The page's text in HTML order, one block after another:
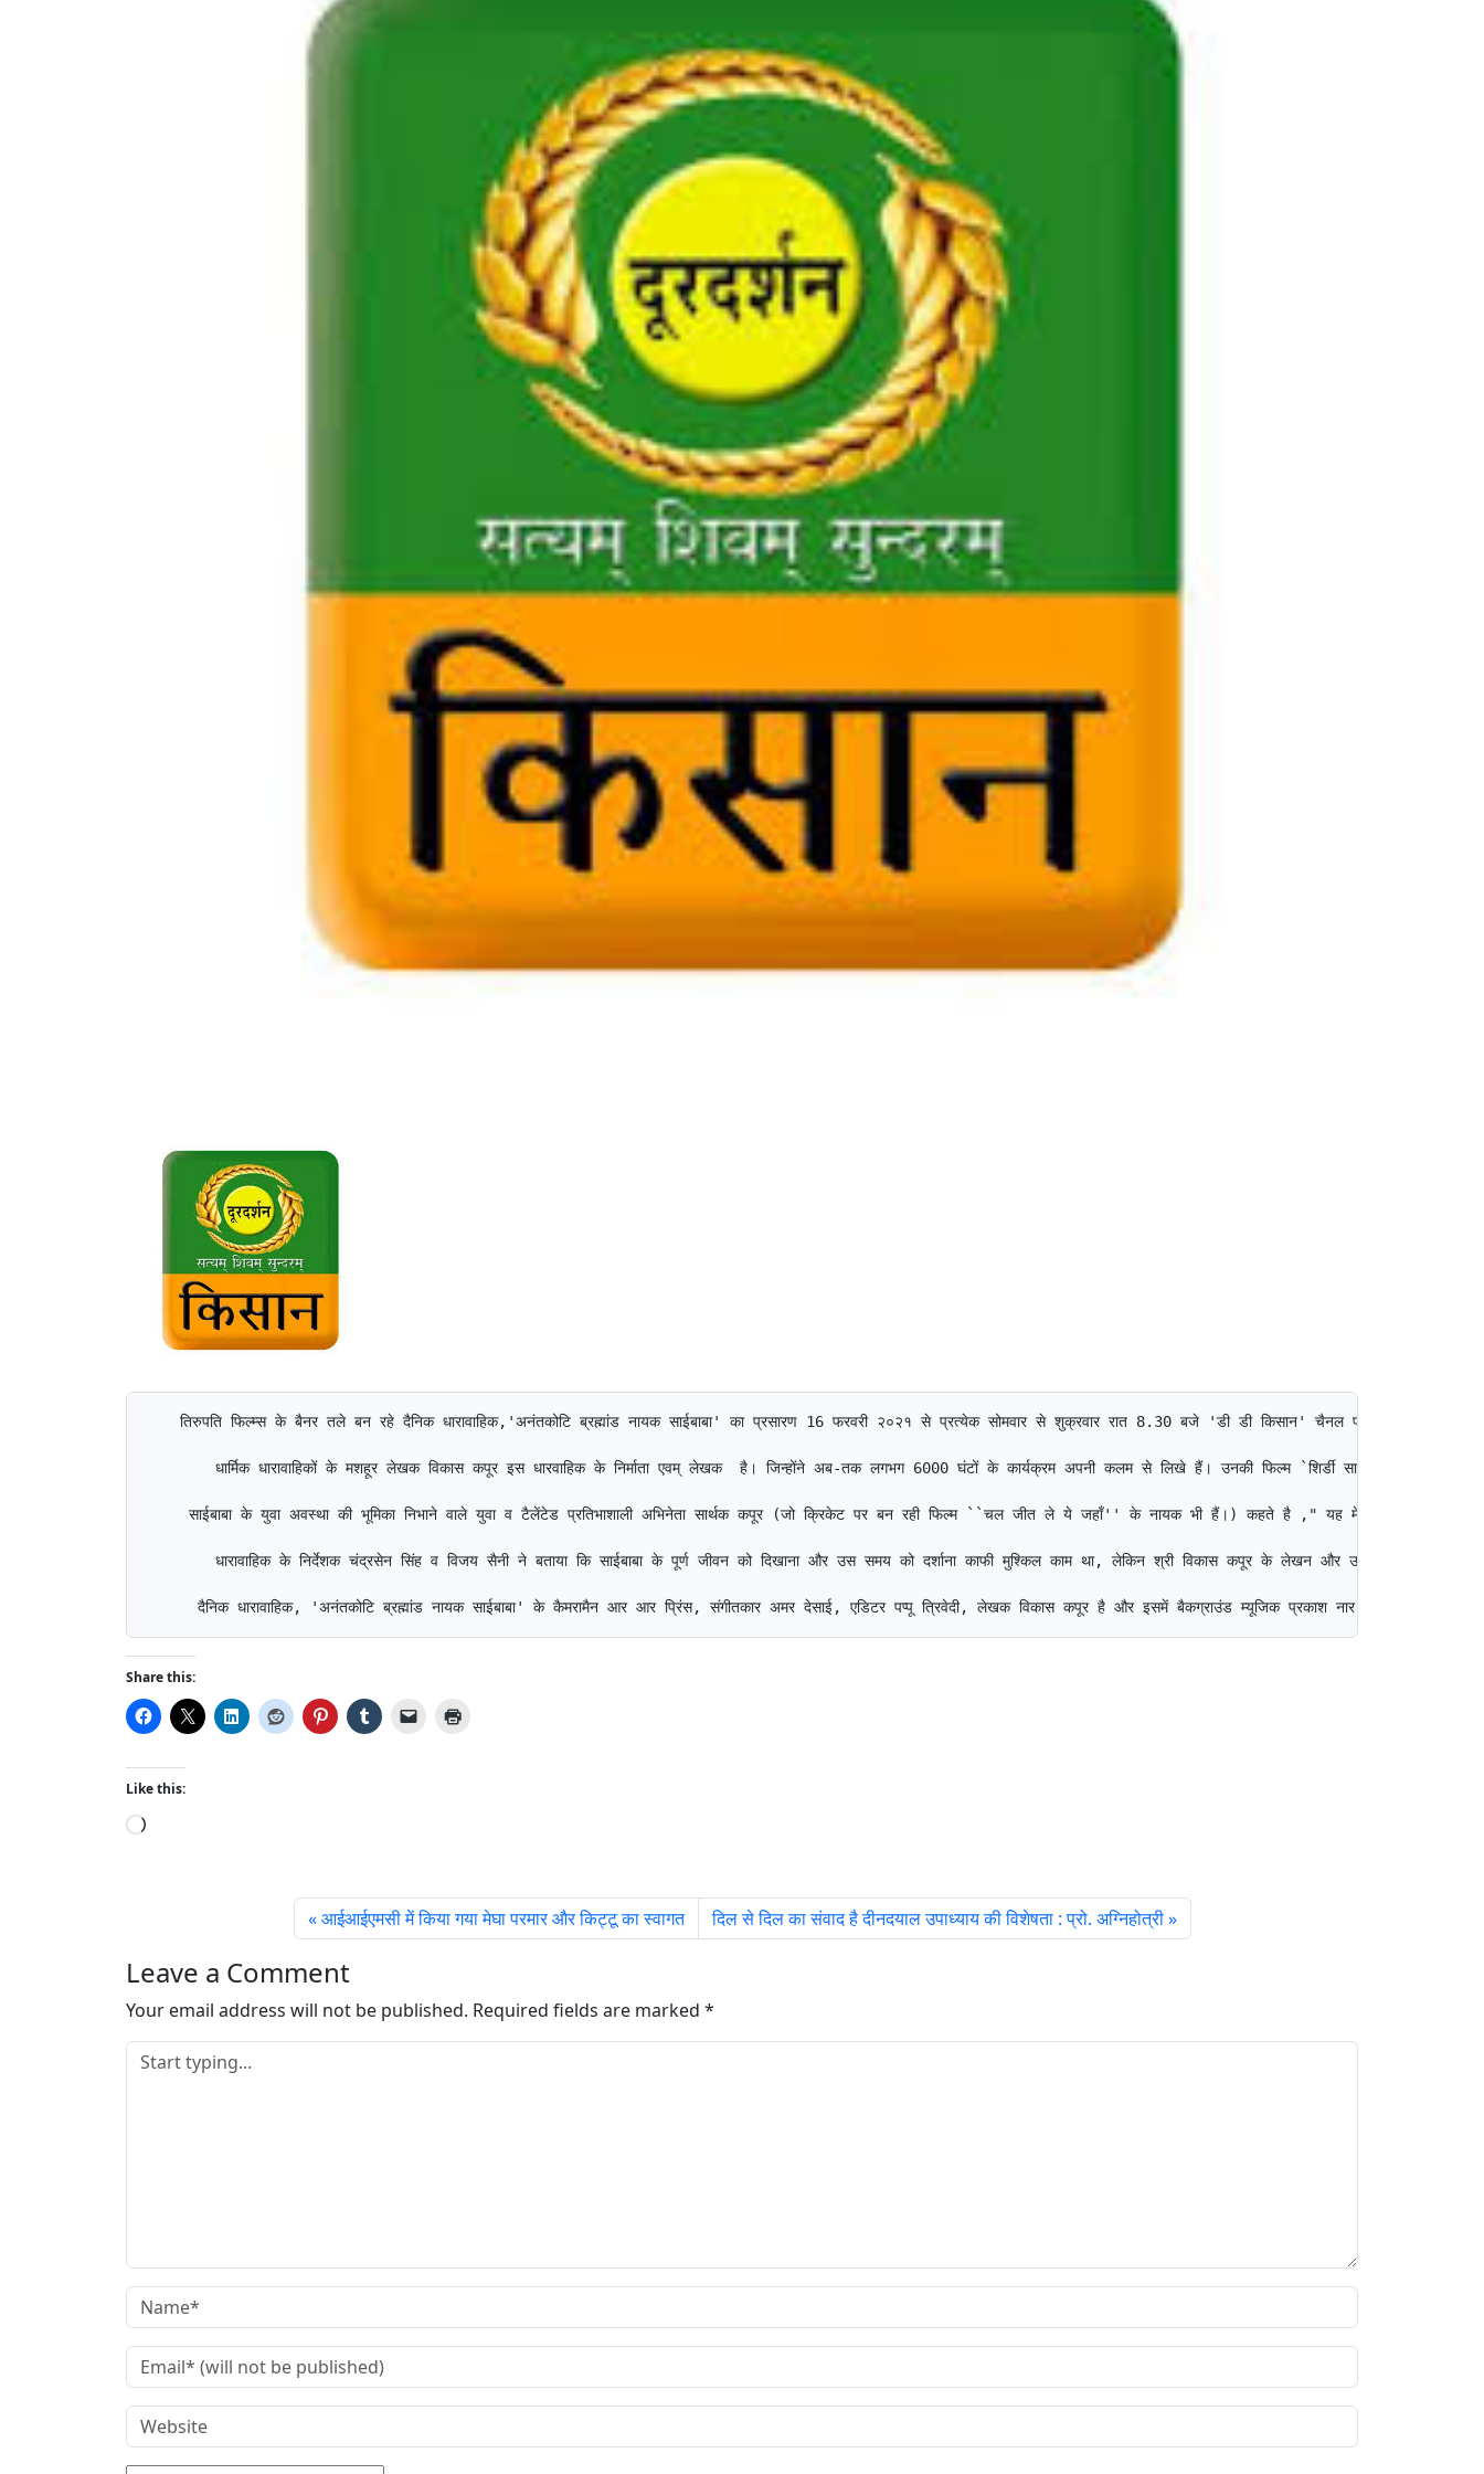
तिरुपति फिल्म्स के बैनर तले बन रहे दैनिक धारावाहिक,'अनंतकोटि ब्रह्मांड नायक साईबाबा' का प्रसारण 16 फरवरी २०२१ से प्रत्येक सोमवार से शुक्रवार रात 8.30 बजे 'डी डी किसान' चैनल पर होगा। इस
धार्मिक धारावाहिकों के मशहूर लेखक विकास कपूर इस धारवाहिक के निर्माता एवम् लेखक  है। जिन्होंने अब-तक लगभग 6000 घंटों के कार्यक्रम अपनी कलम से लिखे हैं। उनकी फिल्म `शिर्डी साईबाबा' को
साईबाबा के युवा अवस्था की भूमिका निभाने वाले युवा व टैलेंटेड प्रतिभाशाली अभिनेता सार्थक कपूर (जो क्रिकेट पर बन रही फिल्म ``चल जीत ले ये जहाँ'' के नायक भी हैं।) कहते है ," यह मेरे लिए काफी
धारावाहिक के निर्देशक चंद्रसेन सिंह व विजय सैनी ने बताया कि साईबाबा के पूर्ण जीवन को दिखाना और उस समय को दर्शाना काफी मुश्किल काम था, लेकिन श्री विकास कपूर के लेखन और
दैनिक धारावाहिक, 'अनंतकोटि ब्रह्मांड नायक साईबाबा' के कैमरामैन आर आर प्रिंस, संगीतकार अमर देसाई, एडिटर पप्पू त्रिवेदी, लेखक विकास कपूर है और इसमें बैकग्राउंड म्यूजिक प्रकाश नार का है। इसके
Share this:
Like this:
L
g
…
आईआईएमसी में किया गया मेघा परमार और किट्टू का स्वागत दिल से दिल का संवाद है दीनदयाल उपाध्याय की विशेषता : प्रो. अग्निहोत्री
Leave a Comment
Your email address will not be published. Required fields are marked *